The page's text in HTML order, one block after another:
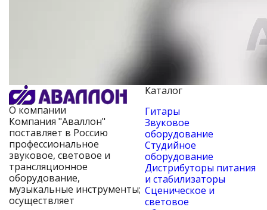
О компании
Компания "Аваллон"
поставляет в Россию
профессиональное
звуковое, световое и
трансляционное
оборудование,
музыкальные инструменты;
осуществляет
Каталог
Гитары
Звуковое
оборудование
Студийное
оборудование
Дистрибуторы питания
и стабилизаторы
Сценическое и
световое